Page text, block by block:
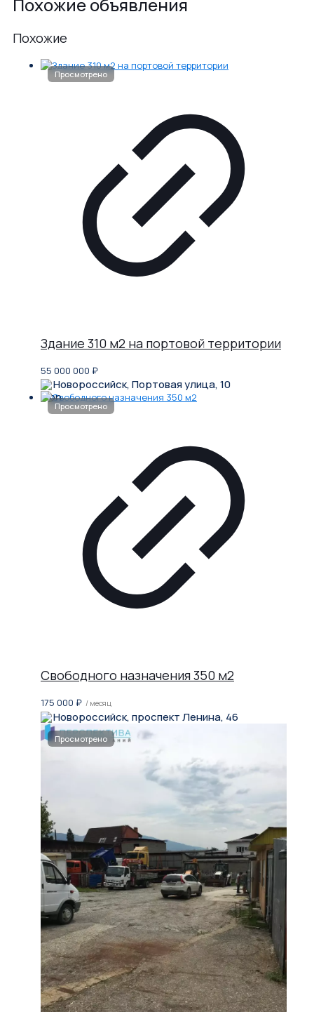
Похожие
Здание 310 м2 на портовой территории
55 000 000 ₽
Новороссийск, Портовая улица, 10
Свободного назначения 350 м2
175 000 ₽ / месяц
Новороссийск, проспект Ленина, 46